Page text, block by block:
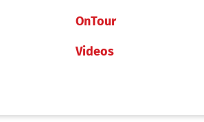
OnTour
Videos